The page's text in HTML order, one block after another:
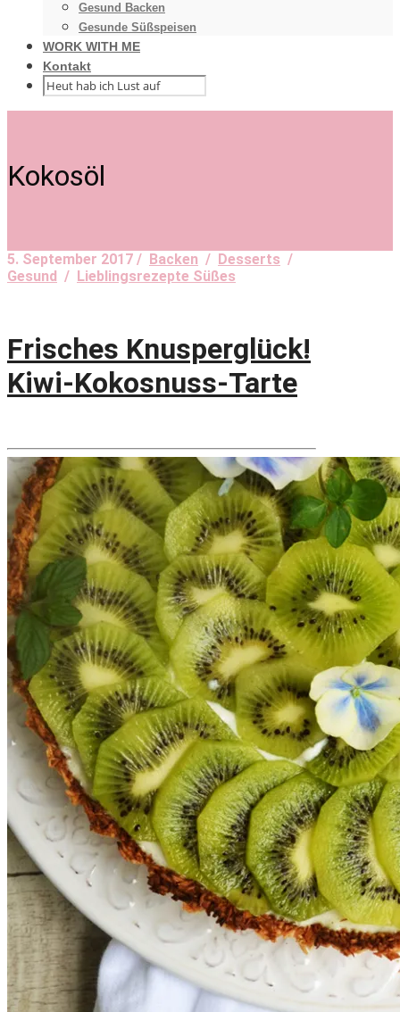
Gesund Backen
Gesunde Süßspeisen
WORK WITH ME
Kontakt
Kokosöl
5. September 2017 / Backen / Desserts /
Gesund / Lieblingsrezepte Süßes
Frisches Knusperglück!
Kiwi-Kokosnuss-Tarte